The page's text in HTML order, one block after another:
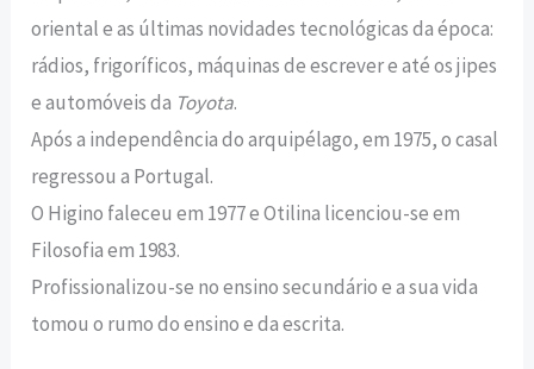
oriental e as últimas novidades tecnológicas da época:
rádios, frigoríficos, máquinas de escrever e até os jipes
e automóveis da Toyota.
Após a independência do arquipélago, em 1975, o casal
regressou a Portugal.
O Higino faleceu em 1977 e Otilina licenciou-se em
Filosofia em 1983.
Profissionalizou-se no ensino secundário e a sua vida
tomou o rumo do ensino e da escrita.